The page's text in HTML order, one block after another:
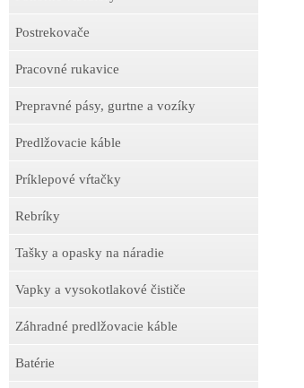
Postrekovače
Pracovné rukavice
Prepravné pásy, gurtne a vozíky
Predlžovacie káble
Príklepové vŕtačky
Rebríky
Tašky a opasky na náradie
Vapky a vysokotlakové čističe
Záhradné predlžovacie káble
Batérie